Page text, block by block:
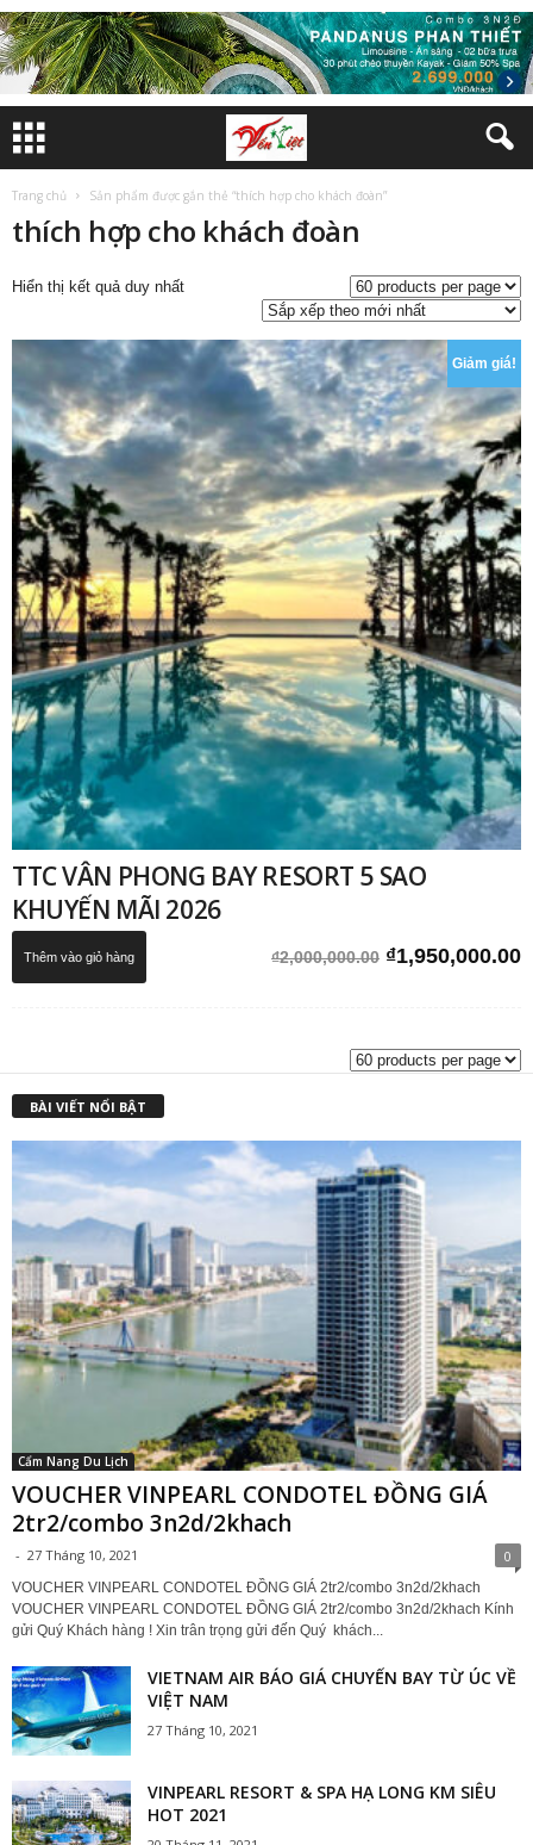
Trang chủ Sản phẩm được gắn thẻ “thích hợp cho khách đoàn”
thích hợp cho khách đoàn
Hiển thị kết quả duy nhất
Giảm giá!
TTC VÂN PHONG BAY RESORT 5 SAO
KHUYẾN MÃI 2026
₫2,000,000.00 Giá
₫1,950,000.00
Thêm vào giỏ hàng
BÀI VIẾT NỔI BẬT
Cẩm Nang Du Lịch
VOUCHER VINPEARL CONDOTEL ĐỒNG GIÁ
2tr2/combo 3n2d/2khach
- 27 Tháng 10, 2021 0
VOUCHER VINPEARL CONDOTEL ĐỒNG GIÁ 2tr2/combo 3n2d/2khach
VOUCHER VINPEARL CONDOTEL ĐỒNG GIÁ 2tr2/combo 3n2d/2khach Kính
gửi Quý Khách hàng ! Xin trân trọng gửi đến Quý khách...
VIETNAM AIR BÁO GIÁ CHUYẾN BAY TỪ ÚC VỀ
VIỆT NAM
27 Tháng 10, 2021
VINPEARL RESORT & SPA HẠ LONG KM SIÊU
HOT 2021